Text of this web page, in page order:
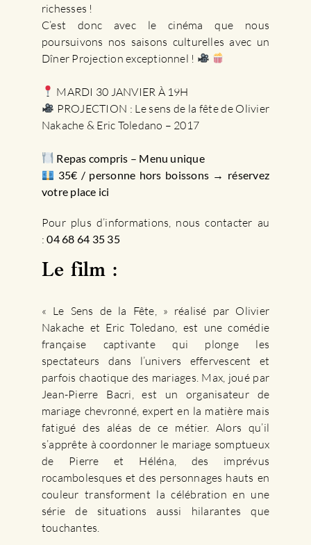
richesses ! ⁠
C’est donc avec le cinéma que nous
poursuivons nos saisons culturelles avec un
Dîner Projection exceptionnel !
MARDI 30 JANVIER À 19H⁠
PROJECTION : Le sens de la fêtede Olivier
Nakache & Eric Toledano – 2017⁠
Repas compris – Menu unique⁠
35€ / personne hors boissons → réservez
votre place ici
Pour plus d’informations, nous contacter au
:04 68 64 35 35
Le film :
« Le Sens de la Fête, » réalisé par Olivier
Nakache et Eric Toledano, est une comédie
française captivante qui plonge les
spectateurs dans l’univers effervescent et
parfois chaotique des mariages. Max, joué par
Jean-Pierre Bacri, est un organisateur de
mariage chevronné, expert en la matière mais
fatigué des aléas de ce métier. Alors qu’il
s’apprête à coordonner le mariage somptueux
de Pierre et Héléna, des imprévus
rocambolesques et des personnages hauts en
couleur transforment la célébration en une
série de situations aussi hilarantes que
touchantes.